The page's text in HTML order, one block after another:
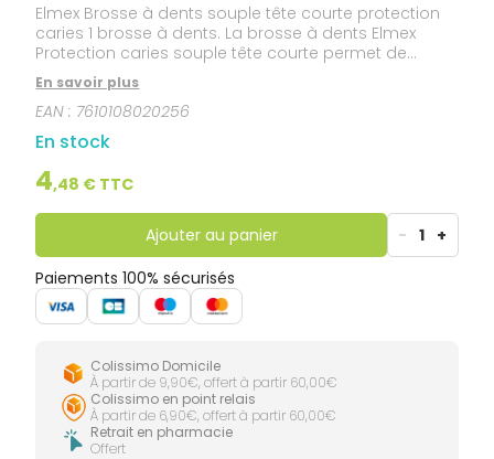
Elmex Brosse à dents souple tête courte protection
caries 1 brosse à dents. La brosse à dents Elmex
Protection caries souple tête courte permet de
meilleures performances qu'une brosse à dents
classique. Les laboratoires Gaba ont mis au point
cette brosse à dents Elmex Protection caries afin de
permettre l'élimination supérieure de la plaque
dentaire surtout dans les espaces interdentaires. La
brosse à dents Elmex Protection caries souple tête
courte confère à l'utilisateur une sensation unique de
propreté et aide efficacement à lutter contre les
En savoir plus
EAN : 7610108020256
En stock
4,48 € TTC
Ajouter au panier - 1 +
Paiements 100% sécurisés
Colissimo Domicile
À partir de 9,90€, offert à partir 60,00€
Colissimo en point relais
À partir de 6,90€, offert à partir 60,00€
Retrait en pharmacie
Offert